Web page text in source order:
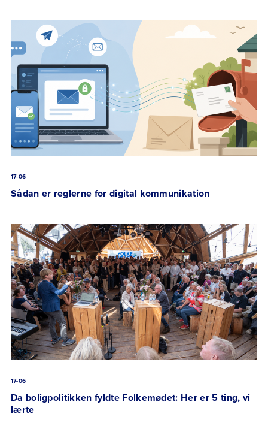
17-06
Sådan er reglerne for digital kommunikation
17-06
Da boligpolitikken fyldte Folkemødet: Her er 5 ting, vi
lærte